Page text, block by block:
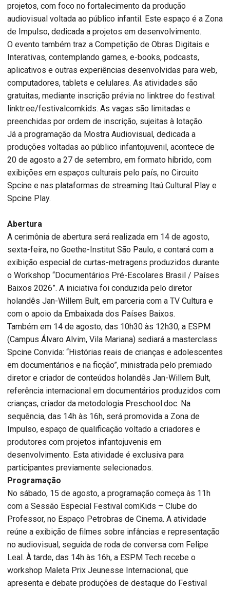
projetos, com foco no fortalecimento da produção
audiovisual voltada ao público infantil. Este espaço é a Zona
de Impulso, dedicada a projetos em desenvolvimento.
O evento também traz a Competição de Obras Digitais e
Interativas, contemplando games, e-books, podcasts,
aplicativos e outras experiências desenvolvidas para web,
computadores, tablets e celulares. As atividades são
gratuitas, mediante inscrição prévia no linktree do festival:
linktr.ee/festivalcomkids. As vagas são limitadas e
preenchidas por ordem de inscrição, sujeitas à lotação.
Já a programação da Mostra Audiovisual, dedicada a
produções voltadas ao público infantojuvenil, acontece de
20 de agosto a 27 de setembro, em formato híbrido, com
exibições em espaços culturais pelo país, no Circuito
Spcine e nas plataformas de streaming Itaú Cultural Play e
Spcine Play.
Abertura
A cerimônia de abertura será realizada em 14 de agosto,
sexta-feira, no Goethe-Institut São Paulo, e contará com a
exibição especial de curtas-metragens produzidos durante
o Workshop “Documentários Pré-Escolares Brasil / Países
Baixos 2026”. A iniciativa foi conduzida pelo diretor
holandês Jan-Willem Bult, em parceria com a TV Cultura e
com o apoio da Embaixada dos Países Baixos.
Também em 14 de agosto, das 10h30 às 12h30, a ESPM
(Campus Álvaro Alvim, Vila Mariana) sediará a masterclass
Spcine Convida: “Histórias reais de crianças e adolescentes
em documentários e na ficção”, ministrada pelo premiado
diretor e criador de conteúdos holandês Jan-Willem Bult,
referência internacional em documentários produzidos com
crianças, criador da metodologia Preschool.doc. Na
sequência, das 14h às 16h, será promovida a Zona de
Impulso, espaço de qualificação voltado a criadores e
produtores com projetos infantojuvenis em
desenvolvimento. Esta atividade é exclusiva para
participantes previamente selecionados.
Programação
No sábado, 15 de agosto, a programação começa às 11h
com a Sessão Especial Festival comKids – Clube do
Professor, no Espaço Petrobras de Cinema. A atividade
reúne a exibição de filmes sobre infâncias e representação
no audiovisual, seguida de roda de conversa com Felipe
Leal. À tarde, das 14h às 16h, a ESPM Tech recebe o
workshop Maleta Prix Jeunesse Internacional, que
apresenta e debate produções de destaque do Festival